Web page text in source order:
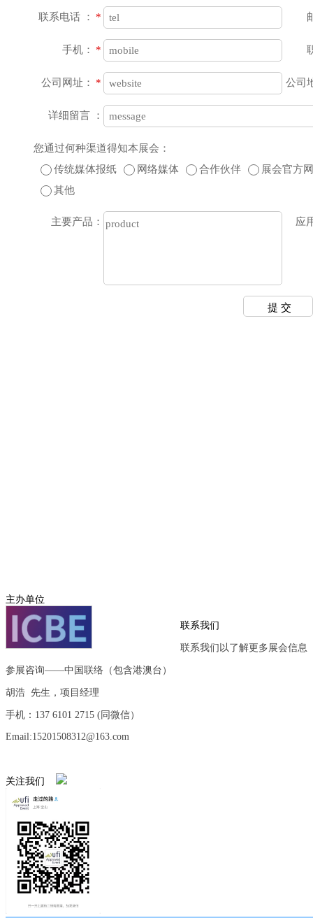
联系电话 ： *
手机： *
公司网址： * 公司
详细留言 ：
您通过何种渠道得知本展会：
传统媒体报纸
网络媒体 合作伙伴
展会官方
其他
主要产品： 应
主办单位
联系我们
联系我们以了解更多展会信息
参展咨询——中国联络（包含港澳台）
胡浩 先生，项目经理
手机：137 6101 2715 (同微信）
Email:15201508312@163.com
关注我们